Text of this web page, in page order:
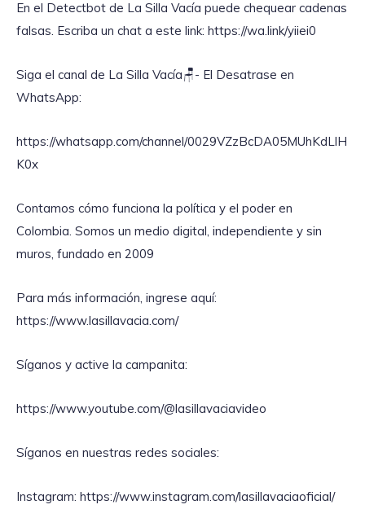
En el Detectbot de La Silla Vacía puede chequear cadenas
falsas. Escriba un chat a este link: https://wa.link/yiiei0
‎Siga el canal de La Silla Vacía🪑- El Desatrase en
WhatsApp:
https://whatsapp.com/channel/0029VZzBcDA05MUhKdLlH
K0x
Contamos cómo funciona la política y el poder en
Colombia. Somos un medio digital, independiente y sin
muros, fundado en 2009
Para más información, ingrese aquí:
https://www.lasillavacia.com/
Síganos y active la campanita:
https://www.youtube.com/@lasillavaciavideo
Síganos en nuestras redes sociales:
Instagram: https://www.instagram.com/lasillavaciaoficial/